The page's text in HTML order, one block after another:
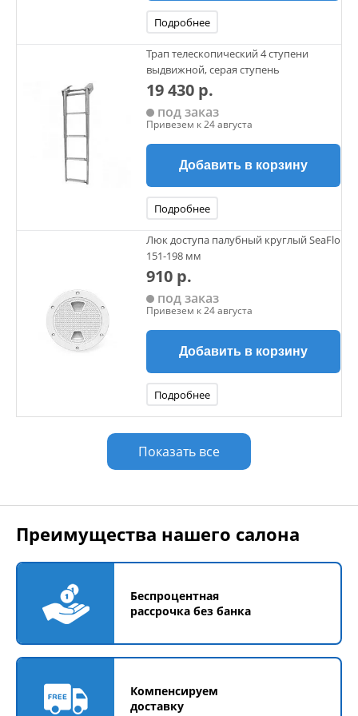
Подробнее
Трап телескопический 4 ступени
выдвижной, серая ступень
19 430 р.
под заказ
Привезем к 24 августа
Добавить в корзину
Подробнее
Люк доступа палубный круглый SeaFlo
151-198 мм
910 р.
под заказ
Привезем к 24 августа
Добавить в корзину
Подробнее
Показать все
Преимущества нашего салона
Беспроцентная
рассрочка без банка
Компенсируем
доставку